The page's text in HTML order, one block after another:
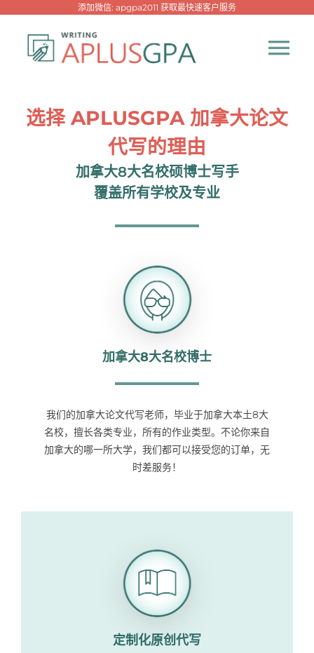
添加微信: apgpa2011 获取最快速客户服务
选择 APLUSGPA 加拿大论文
代写的理由
加拿大8大名校硕博士写手
覆盖所有学校及专业
加拿大8大名校博士
我们的加拿大论文代写老师，毕业于加拿大本土8大
名校，擅长各类专业，所有的作业类型。不论你来自
加拿大的哪一所大学，我们都可以接受您的订单，无
时差服务！
定制化原创代写